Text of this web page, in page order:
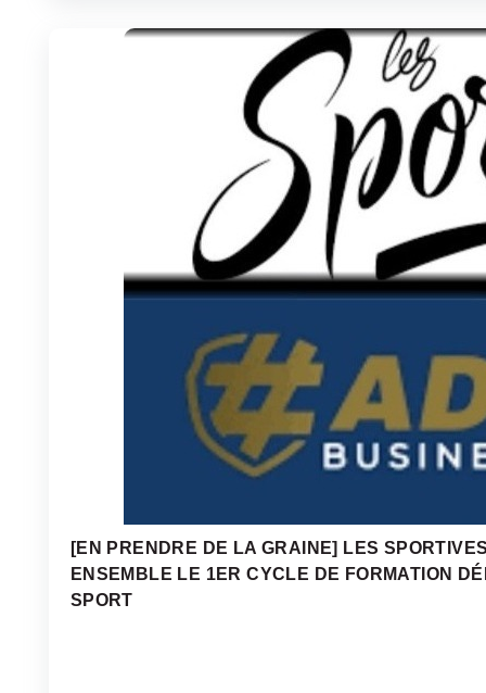
[EN PRENDRE DE LA GRAINE] LES
ENSEMBLE LE 1ER CYCLE DE FORMATION
SPORT